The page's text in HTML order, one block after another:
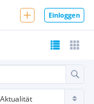
Einloggen